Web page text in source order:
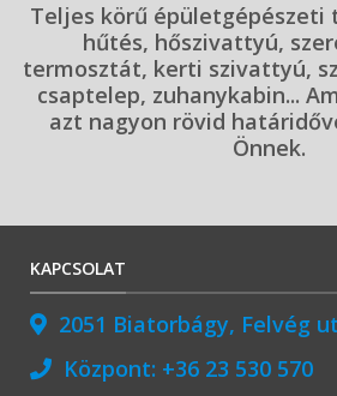
Teljes körű épületgépészeti
hűtés, hőszivattyú,
termosztát, kerti szivattyú,
csaptelep, zuhanykabin...
azt nagyon rövid
Önnek.
KAPCSOLAT
2051 Biatorbágy, Felvég
Központ: +36 23 530 570